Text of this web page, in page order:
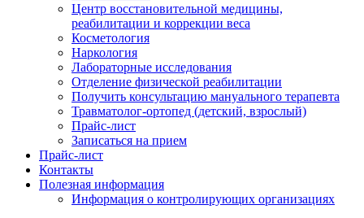
Центр восстановительной медицины,
реабилитации и коррекции веса
Косметология
Наркология
Лабораторные исследования
Отделение физической реабилитации
Получить консультацию мануального терапевта
Травматолог-ортопед (детский, взрослый)
Прайс-лист
Записаться на прием
Прайс-лист
Контакты
Полезная информация
Информация о контролирующих организациях